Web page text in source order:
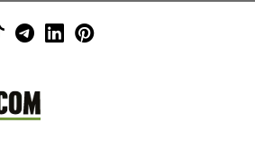
Facebook
en Instagram
en X (Twitter)
Minuto30 en TikTok
Canal de Minuto30 en
Minuto30 en LinkedIn
Minuto30 en